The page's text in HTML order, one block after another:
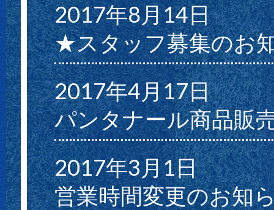
2017年8月14日
★スタッフ募集のお
2017年4月17日
パンタナール商品販
2017年3月1日
営業時間変更のお知